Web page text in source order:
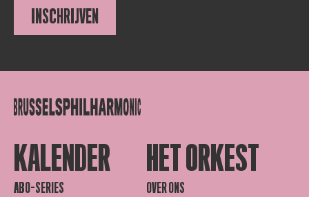
INSCHRIJVEN
KALENDER
ABO-SERIES
HET ORKEST
OVER ONS